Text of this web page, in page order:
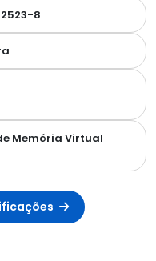
8
Memória Virtual